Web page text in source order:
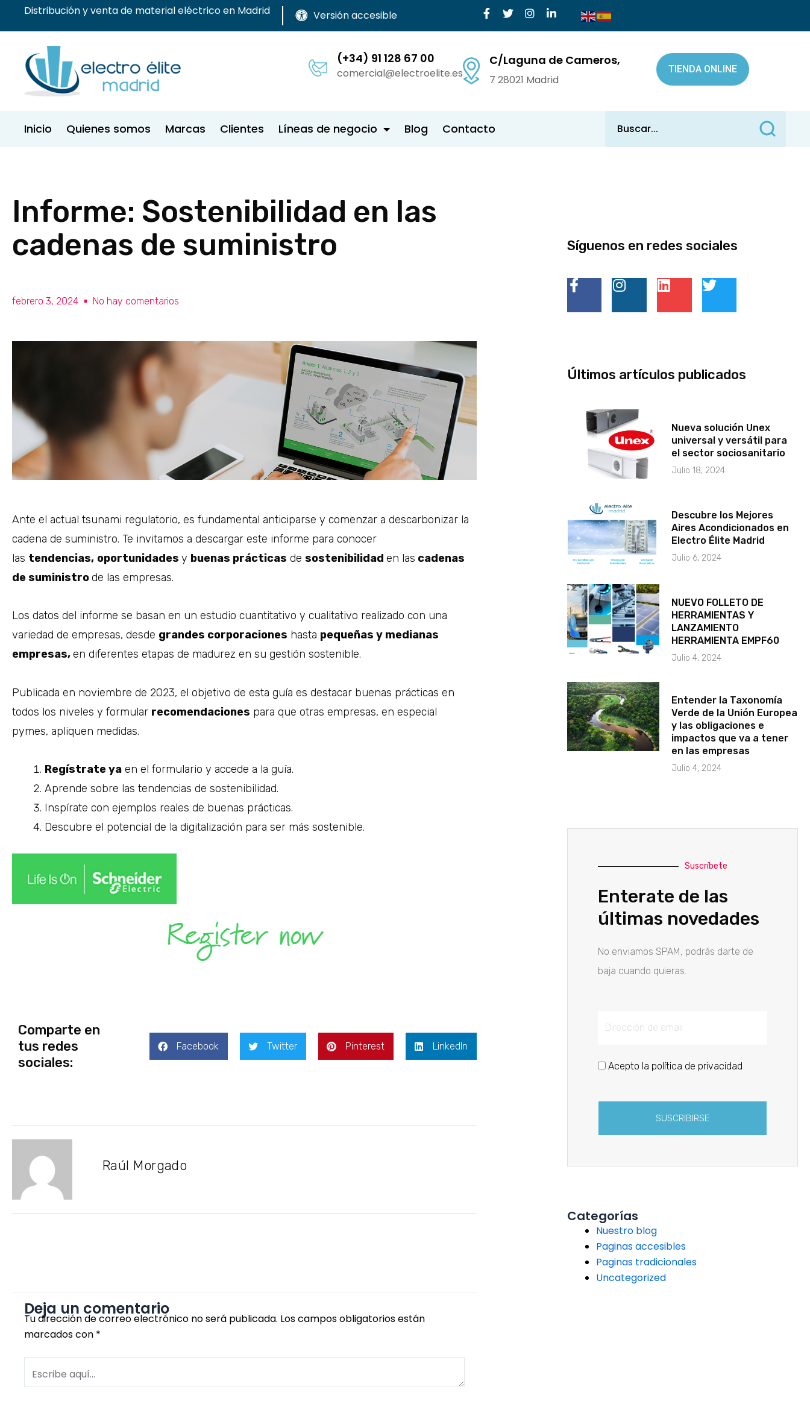
Distribución y venta de material eléctrico en Madrid Versión accesible
(+34) 91 128 67 00
comercial@electroelite.es
C/Laguna de Cameros,
7 28021 Madrid
TIENDA ONLINE
Inicio Quienes somos Marcas Clientes Líneas de negocio Blog Contacto
Informe: Sostenibilidad en las
cadenas de suministro
febrero 3, 2024 No hay comentarios
Ante el actual tsunami regulatorio, es fundamental anticiparse y comenzar a descarbonizar la
cadena de suministro. Te invitamos a descargar este informe para conocer
las tendencias, oportunidades y buenas prácticas de sostenibilidad en las cadenas
de suministrode las empresas.
Los datos del informe se basan en un estudio cuantitativo y cualitativo realizado con una
variedad de empresas, desde grandes corporaciones hasta pequeñas y medianas
empresas,en diferentes etapas de madurez en su gestión sostenible.
Publicada en noviembre de 2023, el objetivo de esta guía es destacar buenas prácticas en
todos los niveles y formular recomendaciones para que otras empresas, en especial
pymes, apliquen medidas.
Regístrate ya en el formulario y accede a la guía.
Aprende sobre las tendencias de sostenibilidad.
Inspírate con ejemplos reales de buenas prácticas.
Descubre el potencial de la digitalización para ser más sostenible.
Comparte en
tus redes
sociales:
Facebook Twitter Pinterest LinkedIn
Raúl Morgado
Deja un comentario
Tu dirección de correo electrónico no será publicada. Los campos obligatorios están
marcados con *
Síguenos en redes sociales
Últimos artículos publicados
Nueva solución Unex
universal y versátil para
el sector sociosanitario
Julio 18, 2024
Descubre los Mejores
Aires Acondicionados en
Electro Élite Madrid
Julio 6, 2024
NUEVO FOLLETO DE
HERRAMIENTAS Y
LANZAMIENTO
HERRAMIENTA EMPF60
Julio 4, 2024
Entender la Taxonomía
Verde de la Unión Europea
y las obligaciones e
impactos que va a tener
en las empresas
Julio 4, 2024
Suscríbete
Enterate de las
últimas novedades
No enviamos SPAM, podrás darte de
baja cuando quieras.
Acepto la política de privacidad
SUSCRIBIRSE
Categorías
Nuestro blog
Paginas accesibles
Paginas tradicionales
Uncategorized